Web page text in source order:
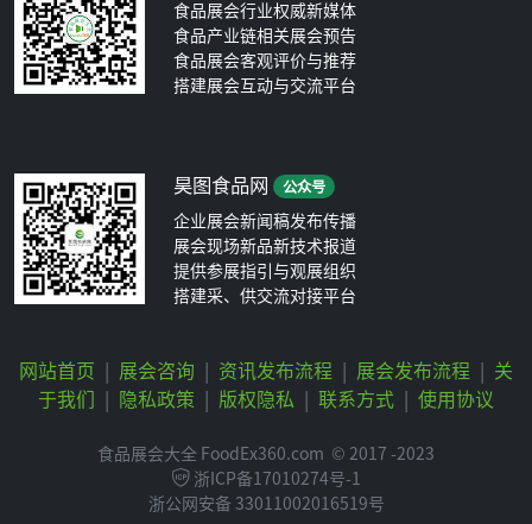
食品展会行业权威新媒体
食品产业链相关展会预告
食品展会客观评价与推荐
搭建展会互动与交流平台
昊图食品网 公众号
企业展会新闻稿发布传播
展会现场新品新技术报道
提供参展指引与观展组织
搭建采、供交流对接平台
网站首页 | 展会咨询 | 资讯发布流程 | 展会发布流程 | 关
于我们 | 隐私政策 | 版权隐私 | 联系方式 | 使用协议
食品展会大全 FoodEx360.com © 2017 -2023
浙ICP备17010274号-1
浙公网安备 33011002016519号